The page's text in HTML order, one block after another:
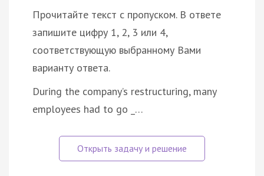
Прочитайте текст с пропуском. В ответе
запишите цифру 1, 2, 3 или 4,
соответствующую выбранному Вами
варианту ответа.
During the company’s restructuring, many
employees had to go _…